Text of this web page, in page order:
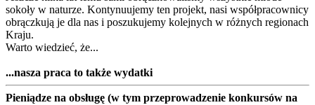
sokoły w naturze. Kontynuujemy ten projekt, nasi współpracownicy
obrączkują je dla nas i poszukujemy kolejnych w różnych regionach
Kraju.
Warto wiedzieć, że...
...nasza praca to także wydatki
Pieniądze na obsługę (w tym przeprowadzenie konkursów na